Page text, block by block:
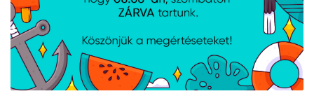
Asus USB Bluetooth 5.0
adapter USB-BT500
Asus USB Bluetooth 5.4
adapter USB-BT540